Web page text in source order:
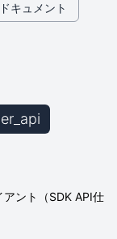
キュメント
ント（SDK API仕